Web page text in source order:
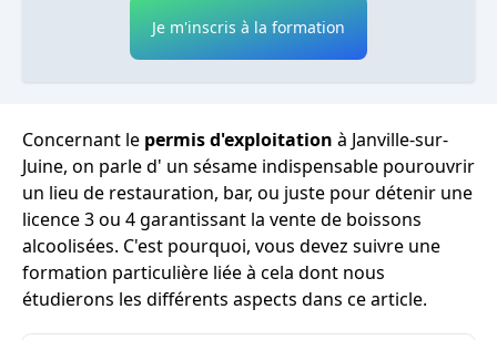
Je m'inscris à la formation
Concernant le permis d'exploitation à Janville-sur-
Juine, on parle d' un sésame indispensable pourouvrir
un lieu de restauration, bar, ou juste pour détenir une
licence 3 ou 4 garantissant la vente de boissons
alcoolisées. C'est pourquoi, vous devez suivre une
formation particulière liée à cela dont nous
étudierons les différents aspects dans ce article.